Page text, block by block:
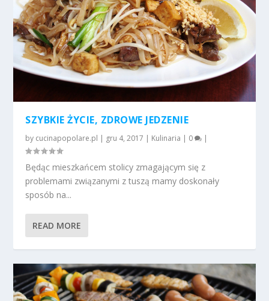
SZYBKIE ŻYCIE, ZDROWE JEDZENIE
by cucinapopolare.pl | gru 4, 2017 | Kulinaria | 0 |
Będąc mieszkańcem stolicy zmagającym się z
problemami związanymi z tuszą mamy doskonały
sposób na...
READ MORE